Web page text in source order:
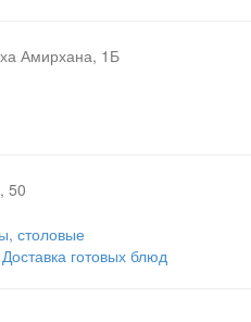
Амирхана, 1Б
50
столовые
Доставка готовых блюд